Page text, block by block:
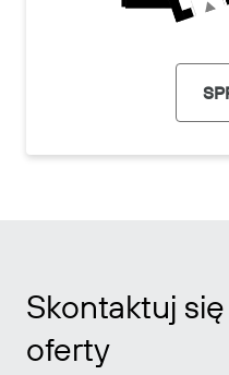
Skontaktuj
oferty